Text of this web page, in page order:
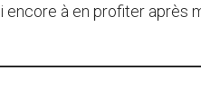
à en profiter après